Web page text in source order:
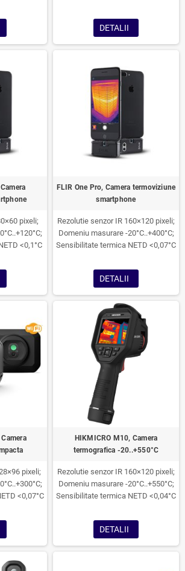
DETALII
pixeli;
<0,1°C
FLIR One Pro, Camera termoviziune
smartphone
Rezolutie senzor IR 160×120 pixeli;
Domeniu masurare -20°C..+400°C;
Sensibilitate termica NETD <0,07°C
DETALII
pixeli;
<0,07°C
HIKMICRO M10, Camera
termografica -20..+550°C
Rezolutie senzor IR 160×120 pixeli;
Domeniu masurare -20°C..+550°C;
Sensibilitate termica NETD <0,04°C
DETALII